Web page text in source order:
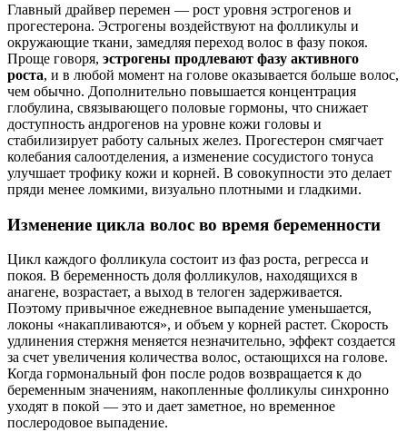
Главный драйвер перемен — рост уровня эстрогенов и
прогестерона. Эстрогены воздействуют на фолликулы и
окружающие ткани, замедляя переход волос в фазу покоя.
Проще говоря, эстрогены продлевают фазу активного
роста, и в любой момент на голове оказывается больше волос,
чем обычно. Дополнительно повышается концентрация
глобулина, связывающего половые гормоны, что снижает
доступность андрогенов на уровне кожи головы и
стабилизирует работу сальных желез. Прогестерон смягчает
колебания салоотделения, а изменение сосудистого тонуса
улучшает трофику кожи и корней. В совокупности это делает
пряди менее ломкими, визуально плотными и гладкими.
Изменение цикла волос во время беременности
Цикл каждого фолликула состоит из фаз роста, регресса и
покоя. В беременность доля фолликулов, находящихся в
анагене, возрастает, а выход в телоген задерживается.
Поэтому привычное ежедневное выпадение уменьшается,
локоны «накапливаются», и объем у корней растет. Скорость
удлинения стержня меняется незначительно, эффект создается
за счет увеличения количества волос, остающихся на голове.
Когда гормональный фон после родов возвращается к до
беременным значениям, накопленные фолликулы синхронно
уходят в покой — это и дает заметное, но временное
послеродовое выпадение.